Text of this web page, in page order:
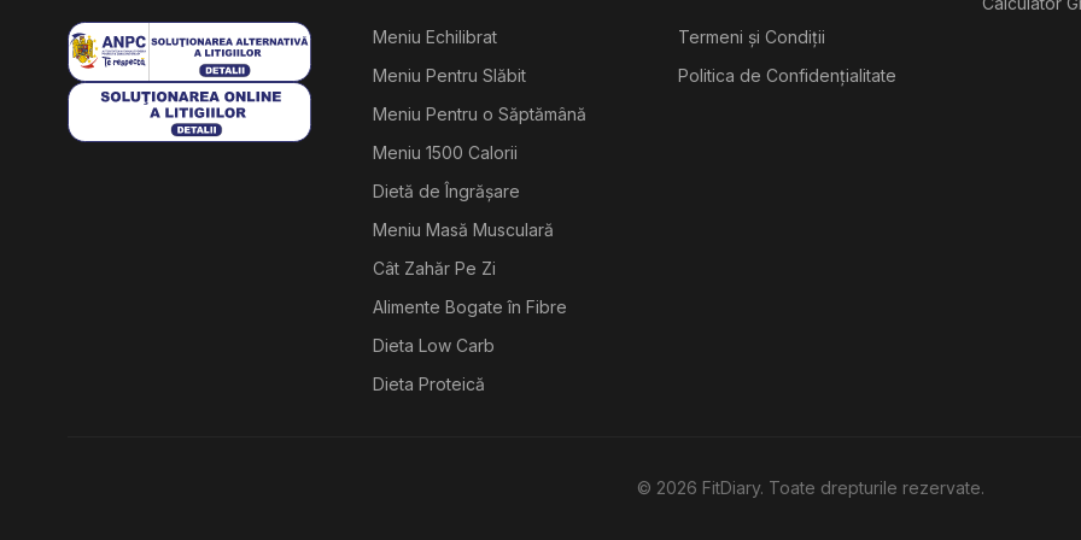
Meniu Echilibrat
Meniu Pentru Slăbit
Meniu Pentru o Săptămână
Meniu 1500 Calorii
Dietă de Îngrășare
Meniu Masă Musculară
Cât Zahăr Pe Zi
Alimente Bogate în Fibre
Dieta Low Carb
Dieta Proteică
Termeni și Condiții
Politica de Confidențialitate
© 2026 FitDiary. Toate drepturile rezervate.